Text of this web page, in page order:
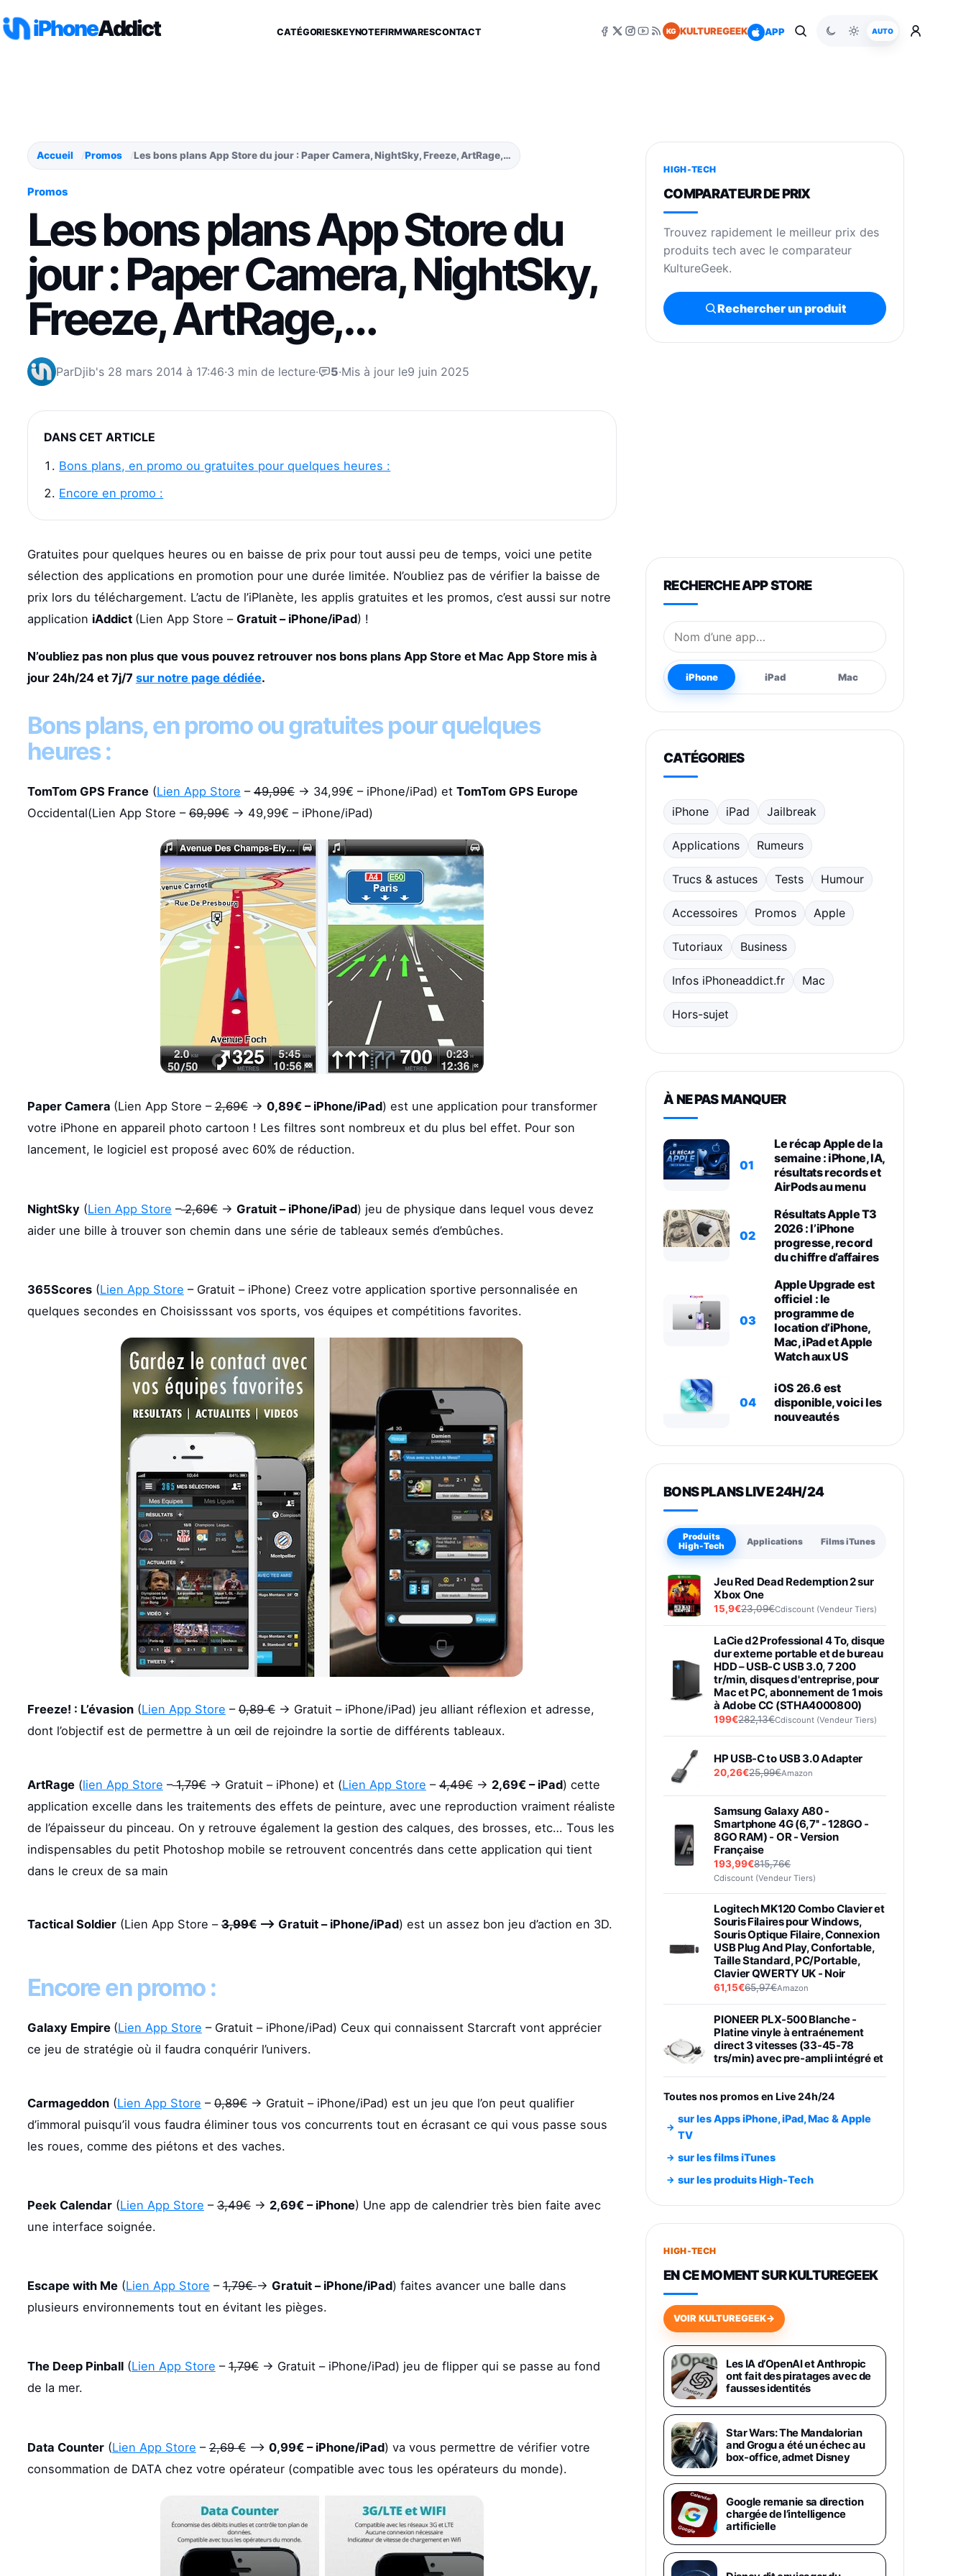
iPhoneAddict CATÉGORIESKEYNOTEFIRMWARESCONTACT KG KULTUREGEEK APP AUTO
Accueil Promos Les bons plans App Store du jour : Paper Camera, NightSky, Freeze, ArtRage,…
Promos
Les bons plans App Store du
jour : Paper Camera, NightSky,
Freeze, ArtRage,…
ParDjib's 28 mars 2014 à 17:46·3 min de lecture· 5·Mis à jour le9 juin 2025
DANS CET ARTICLE
Bons plans, en promo ou gratuites pour quelques heures :
Encore en promo :
Gratuites pour quelques heures ou en baisse de prix pour tout aussi peu de temps, voici une petite
sélection des applications en promotion pour une durée limitée. N’oubliez pas de vérifier la baisse de
prix lors du téléchargement. L’actu de l’iPlanète, les applis gratuites et les promos, c’est aussi sur notre
application iAddict (Lien App Store – Gratuit – iPhone/iPad) !
N’oubliez pas non plus que vous pouvez retrouver nos bons plans App Store et Mac App Store mis à
jour 24h/24 et 7j/7 sur notre page dédiée.
Bons plans, en promo ou gratuites pour quelques
heures :
TomTom GPS France(Lien App Store –49,99€-> 34,99€ – iPhone/iPad) et TomTom GPS Europe
Occidental(Lien App Store –69,99€-> 49,99€ – iPhone/iPad)
Paper Camera (Lien App Store –2,69€-> 0,89€ – iPhone/iPad) est une application pour transformer
votre iPhone en appareil photo cartoon ! Les filtres sont nombreux et du plus bel effet. Pour son
lancement, le logiciel est proposé avec 60% de réduction.
NightSky(Lien App Store –2,69€-> Gratuit– iPhone/iPad) jeu de physique dans lequel vous devez
aider une bille à trouver son chemin dans une série de tableaux semés d’embûches.
365Scores(Lien App Store – Gratuit – iPhone) Creez votre application sportive personnalisée en
quelques secondes en Choisisssant vos sports, vos équipes et compétitions favorites.
Freeze! : L’évasion(Lien App Store –0,89 €-> Gratuit – iPhone/iPad) jeu alliant réflexion et adresse,
dont l’objectif est de permettre à un œil de rejoindre la sortie de différents tableaux.
ArtRage(lien App Store –1,79€-> Gratuit – iPhone) et (Lien App Store –4,49€-> 2,69€ – iPad) cette
application excelle dans les traitements des effets de peinture, avec une reproduction vraiment réaliste
de l’épaisseur du pinceau. On y retrouve également la gestion des calques, des brosses, etc… Tous les
indispensables du petit Photoshop mobile se retrouvent concentrés dans cette application qui tient
dans le creux de sa main
Tactical Soldier(Lien App Store –3,99€–> Gratuit – iPhone/iPad) est un assez bon jeu d’action en 3D.
Encore en promo :
Galaxy Empire (Lien App Store – Gratuit – iPhone/iPad) Ceux qui connaissent Starcraft vont apprécier
ce jeu de stratégie où il faudra conquérir l’univers.
Carmageddon(Lien App Store –0,89€-> Gratuit – iPhone/iPad) est un jeu que l’on peut qualifier
d’immoral puisqu’il vous faudra éliminer tous vos concurrents tout en écrasant ce qui vous passe sous
les roues, comme des piétons et des vaches.
Peek Calendar(Lien App Store –3,49€-> 2,69€ – iPhone) Une app de calendrier très bien faite avec
une interface soignée.
Escape with Me(Lien App Store –1,79€-> Gratuit – iPhone/iPad) faites avancer une balle dans
plusieurs environnements tout en évitant les pièges.
The Deep Pinball(Lien App Store –1,79€-> Gratuit – iPhone/iPad) jeu de flipper qui se passe au fond
de la mer.
Data Counter(Lien App Store –2,69 €–> 0,99€ – iPhone/iPad) va vous permettre de vérifier votre
consommation de DATA chez votre opérateur (compatible avec tous les opérateurs du monde).
HIGH-TECH
COMPARATEUR DE PRIX
Trouvez rapidement le meilleur prix des
produits tech avec le comparateur
KultureGeek.
Rechercher un produit
RECHERCHE APP STORE
Nom de l’application
iPhone iPad Mac
CATÉGORIES
iPhone iPad Jailbreak
Applications Rumeurs
Trucs & astuces Tests Humour
Accessoires Promos Apple
Tutoriaux Business
Infos iPhoneaddict.fr Mac
Hors-sujet
À NE PAS MANQUER
01
Le récap Apple de la
semaine : iPhone, IA,
résultats records et
AirPods au menu
02
Résultats Apple T3
2026 : l’iPhone
progresse, record
du chiffre d’affaires
03
Apple Upgrade est
officiel : le
programme de
location d’iPhone,
Mac, iPad et Apple
Watch aux US
04
iOS 26.6 est
disponible, voici les
nouveautés
BONS PLANS LIVE 24H/24
Produits
High-Tech
Applications Films iTunes
Jeu Red Dead Redemption 2 sur
Xbox One
15,9€23,09€Cdiscount (Vendeur Tiers)
LaCie d2 Professional 4 To, disque
dur externe portable et de bureau
HDD – USB-C USB 3.0, 7 200
tr/min, disques d'entreprise, pour
Mac et PC, abonnement de 1 mois
à Adobe CC (STHA4000800)
199€282,13€Cdiscount (Vendeur Tiers)
HP USB-C to USB 3.0 Adapter
20,26€25,99€Amazon
Samsung Galaxy A80 -
Smartphone 4G (6,7'' - 128GO -
8GO RAM) - OR - Version
Française
193,99€815,76€
Cdiscount (Vendeur Tiers)
Logitech MK120 Combo Clavier et
Souris Filaires pour Windows,
Souris Optique Filaire, Connexion
USB Plug And Play, Confortable,
Taille Standard, PC/Portable,
Clavier QWERTY UK - Noir
61,15€65,97€Amazon
PIONEER PLX-500 Blanche -
Platine vinyle à entraénement
direct 3 vitesses (33-45-78
trs/min) avec pre-ampli intégré et
Smartphone SAMSUNG Galaxy
Smartphone SAMSUNG Galaxy
S26+ Violet 256Go
749,99€1240,43€Fnac (Vendeur Tiers)
648,63€
Smartphone Android 5G avec
Galaxy AI, 512 Go, Chargeur
Secteur Rapide 25W Inclus,
Smartphone déverrouillé, Noir,
Version FR
1019€1399€Fnac (Vendeur Tiers)
Galaxy S26 Ultra 512 Go Bleu
1019€ 1399€ Fnac (Vendeur Tiers)
Galaxy S26 Ultra 256 Go Violet
892€1199€
Philips SHK2000BL - Casque
Enfant - Bleu & Répartiteur Audio
5 Casques, Blanc
24,94€
Toutes nos promos en Live 24h/24
sur les Apps iPhone, iPad, Mac & Apple
TV
sur les films iTunes
sur les produits High-Tech
HIGH-TECH
EN CE MOMENT SUR KULTUREGEEK
VOIR KULTUREGEEK→
Les IA d’OpenAI et Anthropic
ont fait des piratages avec de
fausses identités
Star Wars: The Mandalorian
and Grogu a été un échec au
box-office, admet Disney
Google remanie sa direction
chargée de l’intelligence
artificielle